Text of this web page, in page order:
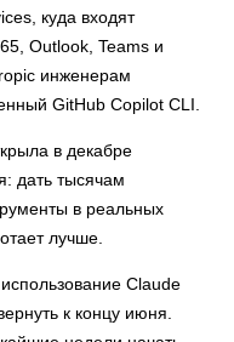
куда входят
Outlook, Teams и
инженерам
GitHub Copilot CLI.
в декабре
дать тысячам
в реальных
лучше.
Claude
к концу июня.